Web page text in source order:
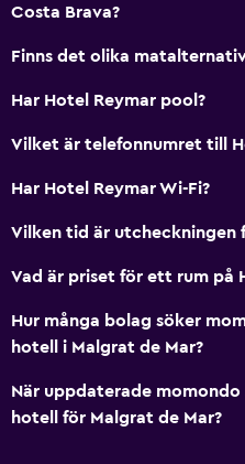
Allergivänlig kudde
Övre våningar nås med hiss
Rökningsområden
Privat ingång
Restauranger
Inpackade luncher
Dietspecifika menyer (vid
Kafeteria
Restaurang
Bar/lounge
Costa Brava?
Finns det olika
Har Hotel Reymar pool?
Vilket är telefonnumret till
Har Hotel Reymar Wi-Fi?
Vilken tid är utcheckningen
Vad är priset för ett rum på
Hur många bolag söker
hotell i Malgrat de Mar?
När uppdaterade momondo
hotell för Malgrat de Mar?